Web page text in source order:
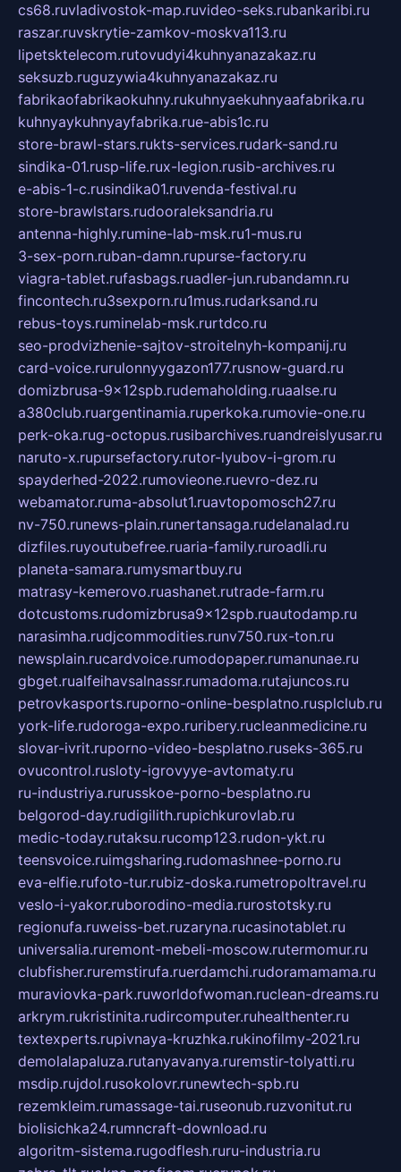
cs68.ruvladivostok-map.ruvideo-seks.rubankaribi.ru
raszar.ruvskrytie-zamkov-moskva113.ru
lipetsktelecom.rutovudyi4kuhnyanazakaz.ru
seksuzb.ruguzywia4kuhnyanazakaz.ru
fabrikaofabrikaokuhny.rukuhnyaekuhnyaafabrika.ru
kuhnyaykuhnyayfabrika.rue-abis1c.ru
store-brawl-stars.rukts-services.rudark-sand.ru
sindika-01.rusp-life.rux-legion.rusib-archives.ru
e-abis-1-c.rusindika01.ruvenda-festival.ru
store-brawlstars.rudooraleksandria.ru
antenna-highly.rumine-lab-msk.ru1-mus.ru
3-sex-porn.ruban-damn.rupurse-factory.ru
viagra-tablet.rufasbags.ruadler-jun.rubandamn.ru
fincontech.ru3sexporn.ru1mus.rudarksand.ru
rebus-toys.ruminelab-msk.rurtdco.ru
seo-prodvizhenie-sajtov-stroitelnyh-kompanij.ru
card-voice.rurulonnyygazon177.rusnow-guard.ru
domizbrusa-9x12spb.rudemaholding.ruaalse.ru
a380club.ruargentinamia.ruperkoka.rumovie-one.ru
perk-oka.rug-octopus.rusibarchives.ruandreislyusar.ru
naruto-x.rupursefactory.rutor-lyubov-i-grom.ru
spayderhed-2022.rumovieone.ruevro-dez.ru
webamator.ruma-absolut1.ruavtopomosch27.ru
nv-750.runews-plain.runertansaga.rudelanalad.ru
dizfiles.ruyoutubefree.ruaria-family.ruroadli.ru
planeta-samara.rumysmartbuy.ru
matrasy-kemerovo.ruashanet.rutrade-farm.ru
dotcustoms.rudomizbrusa9x12spb.ruautodamp.ru
narasimha.rudjcommodities.runv750.rux-ton.ru
newsplain.rucardvoice.rumodopaper.rumanunae.ru
gbget.rualfeihavsalnassr.rumadoma.rutajuncos.ru
petrovkasports.ruporno-online-besplatno.rusplclub.ru
york-life.rudoroga-expo.ruribery.rucleanmedicine.ru
slovar-ivrit.ruporno-video-besplatno.ruseks-365.ru
ovucontrol.rusloty-igrovyye-avtomaty.ru
ru-industriya.rurusskoe-porno-besplatno.ru
belgorod-day.rudigilith.rupichkurovlab.ru
medic-today.rutaksu.rucomp123.rudon-ykt.ru
teensvoice.ruimgsharing.rudomashnee-porno.ru
eva-elfie.rufoto-tur.rubiz-doska.rumetropoltravel.ru
veslo-i-yakor.ruborodino-media.rurostotsky.ru
regionufa.ruweiss-bet.ruzaryna.rucasinotablet.ru
universalia.ruremont-mebeli-moscow.rutermomur.ru
clubfisher.ruremstirufa.ruerdamchi.rudoramamama.ru
muraviovka-park.ruworldofwoman.ruclean-dreams.ru
arkrym.rukristinita.rudircomputer.ruhealthenter.ru
textexperts.rupivnaya-kruzhka.rukinofilmy-2021.ru
demolalapaluza.rutanyavanya.ruremstir-tolyatti.ru
msdip.rujdol.rusokolovr.runewtech-spb.ru
rezemkleim.rumassage-tai.ruseonub.ruzvonitut.ru
biolisichka24.rumncraft-download.ru
algoritm-sistema.rugodflesh.ruru-industria.ru